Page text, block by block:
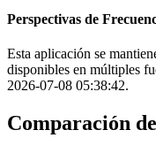
Perspectivas de
Esta aplicación se
disponibles en múltiples
2026-07-08 05:38:42.
Comparación